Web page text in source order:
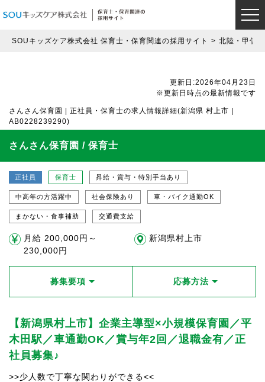
SOUキッズケア株式会社 保育士・保育関連の採用サイト 北陸・甲信越
更新日:2026年04月23日
※更新日時点の最新情報です
さんさん保育園 | 正社員・保育士の求人情報詳細(新潟県 村上市 |
AB0228239290)
さんさん保育園 / 保育士
正社員 保育士 昇給・賞与・特別手当あり
中高年の方活躍中 社会保険あり 車・バイク通勤OK
まかない・食事補助 交通費支給
月給 200,000円～
230,000円
新潟県村上市
募集要項 応募方法
【新潟県村上市】企業主導型×小規模保育園／平
木田駅／車通勤OK／賞与年2回／退職金有／正
社員募集♪
>>少人数で丁寧な関わりができる<<